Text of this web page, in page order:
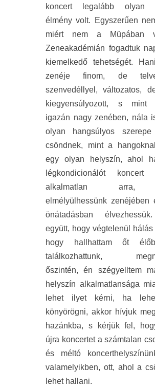
koncert legalább olyan
élmény volt. Egyszerűen
miért nem a Müpában
Zeneakadémián fogadtuk
kiemelkedő tehetségét.
zenéje finom, de
szenvedéllyel, változatos,
kiegyensúlyozott, s mint
igazán nagy zenében, nála
olyan hangsúlyos
csöndnek, mint a
egy olyan helyszín, ahol
légkondicionálót koncert
alkalmatlan arra,
elmélyülhessünk zenéjében
önátadásban
együtt, hogy végtelenül hálás
hogy hallhattam őt
találkozhattunk,
őszintén, én szégyelltem
helyszín alkalmatlansága
lehet ilyet kérni, ha
könyörögni, akkor hívjuk
hazánkba, s kérjük fel,
újra koncertet a számtalan
és méltó
valamelyikben, ott, ahol a
lehet hallani.